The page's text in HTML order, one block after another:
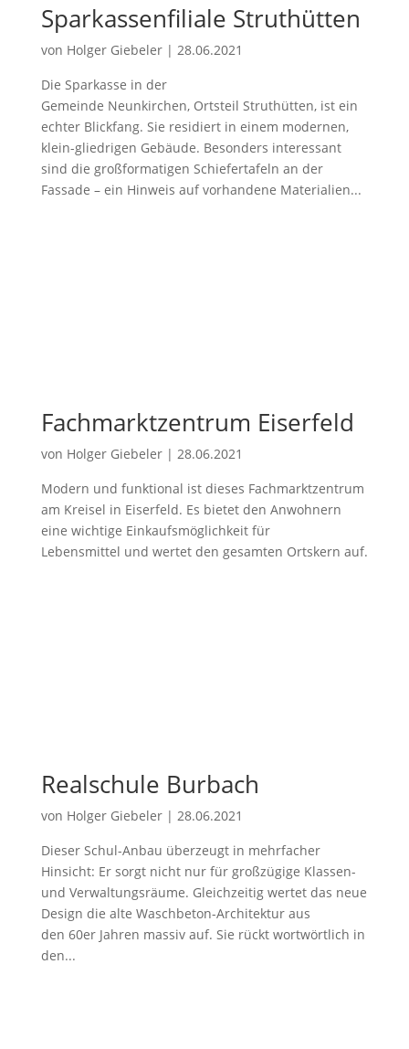
Sparkassenfiliale Struthütten
von Holger Giebeler| 28.06.2021
Die Sparkasse in der
Gemeinde Neunkirchen, Ortsteil Struthütten, ist ein
echter Blickfang. Sie residiert in einem modernen,
klein-gliedrigen Gebäude. Besonders interessant
sind die großformatigen Schiefertafeln an der
Fassade – ein Hinweis auf vorhandene Materialien...
Fachmarktzentrum Eiserfeld
von Holger Giebeler| 28.06.2021
Modern und funktional ist dieses Fachmarktzentrum
am Kreisel in Eiserfeld. Es bietet den Anwohnern
eine wichtige Einkaufsmöglichkeit für
Lebensmittel und wertet den gesamten Ortskern auf.
Realschule Burbach
von Holger Giebeler| 28.06.2021
Dieser Schul-Anbau überzeugt in mehrfacher
Hinsicht: Er sorgt nicht nur für großzügige Klassen-
und Verwaltungsräume. Gleichzeitig wertet das neue
Design die alte Waschbeton-Architektur aus
den 60er Jahren massiv auf. Sie rückt wortwörtlich in
den...